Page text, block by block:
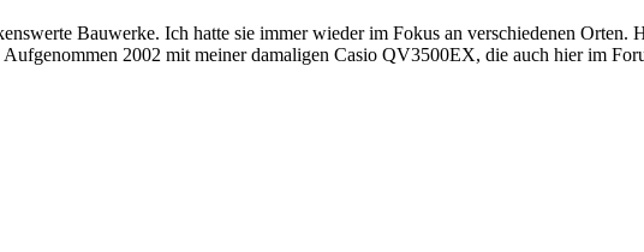
Bauwerke. Ich hatte sie immer wieder im Fokus an verschiedenen
Aufgenommen 2002 mit meiner damaligen Casio QV3500EX, die auch hier im